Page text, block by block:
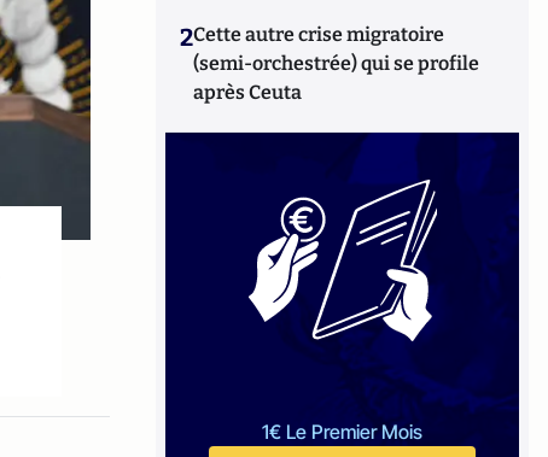
2Cette autre crise migratoire
(semi-orchestrée) qui se profile
après Ceuta
1€ Le Premier Mois